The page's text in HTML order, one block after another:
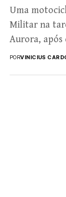
Uma
Militar na
Aurora, após
estaria
PORVINICIUS